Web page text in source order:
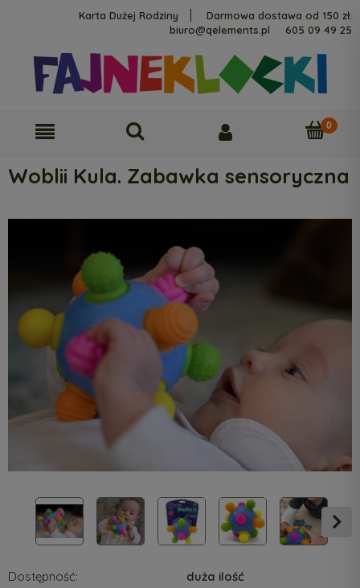
Karta Dużej Rodziny
Darmowa dostawa od 150 zł.
biuro@qelements.pl
605 09 49 25
Woblii Kula. Zabawka sensoryczna
Dostępność:
duża ilość